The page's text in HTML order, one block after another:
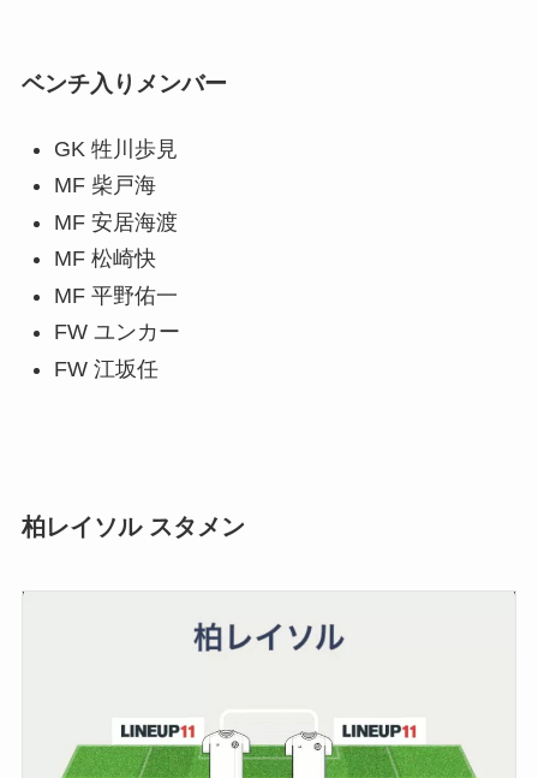
ベンチ入りメンバー
GK 牲川歩見
MF 柴戸海
MF 安居海渡
MF 松崎快
MF 平野佑一
FW ユンカー
FW 江坂任
柏レイソル スタメン